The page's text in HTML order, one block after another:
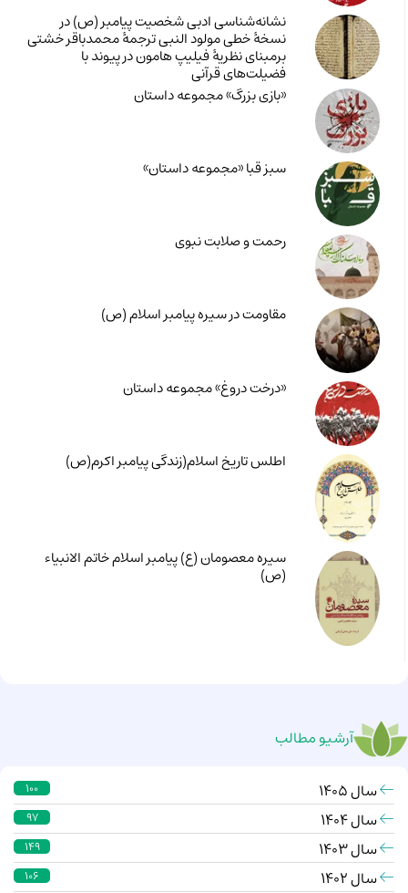
نشانه‌شناسی ادبی شخصیت پیامبر (ص) در
نسخۀ خطی مولود النبی ترجمۀ محمدباقر خشتی
برمبنای نظریۀ فیلیپ هامون در پیوند با
فضیلت‌های قرآنی
«بازی بزرگ» مجموعه داستان
سبز قبا «مجموعه داستان»
رحمت و صلابت نبوی
مقاومت در سیره پیامبر اسلام (ص)
«درخت دروغ» مجموعه داستان
اطلس تاریخ اسلام(زندگی پیامبر اکرم(ص)
سیره معصومان (ع) پیامبر اسلام خاتم الانبیاء
(ص)
آرشیو مطالب
سال 1405 100
سال 1404 97
سال 1403 149
سال 1402 106